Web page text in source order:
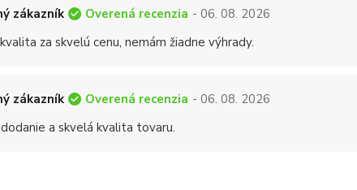
zákazník Overená recenzia - 06. 08. 2026
za skvelú cenu, nemám žiadne výhrady.
zákazník Overená recenzia - 06. 08. 2026
a skvelá kvalita tovaru.